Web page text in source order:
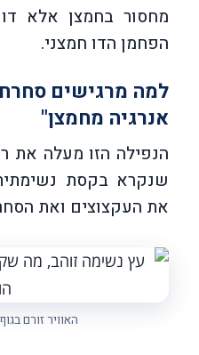
מחסור בחמצן אלא
הפחמן הדו חמצני.
למה מרגישים
אנרגיה מחמצן"
הנפילה הזו מעלה את
שנקרא בקסת
את העקצוצים ואת
האוויר זורם